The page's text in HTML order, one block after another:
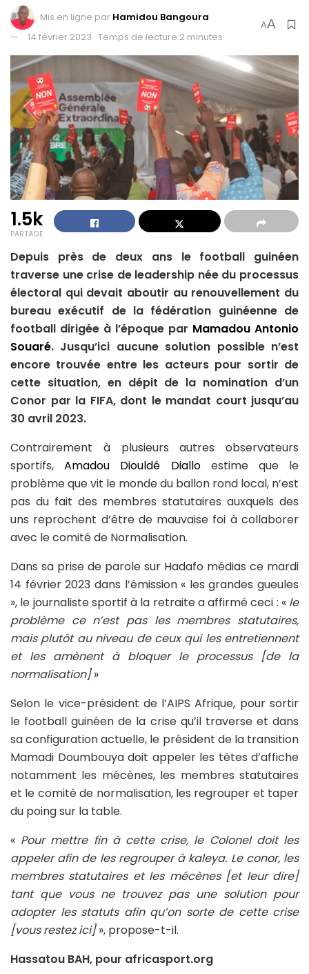
Mis en ligne par Hamidou Bangoura
14 février 2023 Temps de lecture:2 minutes
AA
1.5k
PARTAGE
Depuis près de deux ans le football guinéen
traverse une crise de leadership née du processus
électoral qui devait aboutir au renouvellement du
bureau exécutif de la fédération guinéenne de
football dirigée à l’époque par Mamadou Antonio
Souaré. Jusqu’ici aucune solution possible n’est
encore trouvée entre les acteurs pour sortir de
cette situation, en dépit de la nomination d’un
Conor par la FIFA, dont le mandat court jusqu’au
30 avril 2023.
Contrairement à plusieurs autres observateurs
sportifs,Amadou Diouldé Dialloestime que le
problème que vit le monde du ballon rond local, n’est
pas du fait des membres statutaires auxquels des
uns reprochent d’être de mauvaise foi à collaborer
avec le comité de Normalisation.
Dans sa prise de parole sur Hadafo médias ce mardi
14 février 2023 dans l’émission « les grandes gueules
», le journaliste sportif à la retraite a affirmé ceci : «le
problème ce n’est pas les membres statutaires,
mais plutôt au niveau de ceux qui les entretiennent
et les amènent à bloquer le processus [de la
normalisation]»
Selon le vice-président de l’AIPS Afrique, pour sortir
le football guinéen de la crise qu’il traverse et dans
sa configuration actuelle, le président de la transition
Mamadi Doumbouya doit appeler les têtes d’affiche
notamment les mécènes, les membres statutaires
et le comité de normalisation, les regrouper et taper
du poing sur la table.
« Pour mettre fin à cette crise, le Colonel doit les
appeler afin de les regrouper à kaleya. Le conor, les
membres statutaires et les mécènes [et leur dire]
tant que vous ne trouvez pas une solution pour
adopter les statuts afin qu’on sorte de cette crise
[vous restez ici]», propose-t-il.
Hassatou BAH, pour africasport.org